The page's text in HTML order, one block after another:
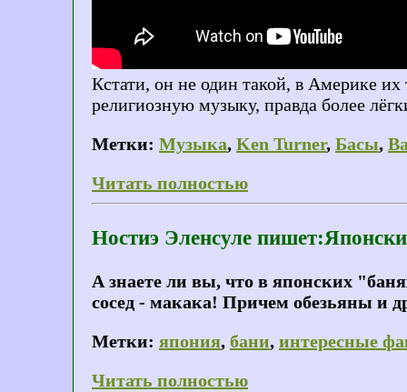
Кстати, он не один такой, в Америке
религиозную музыку, правда более
Метки: Музыка, Ken Turner, Басы,
Читать полностью
Ностиэ Эленсуле
А знаете ли вы, что в японских
сосед - макака! Причем обезьяны и
Метки: япония, бани, интересные
Читать полностью